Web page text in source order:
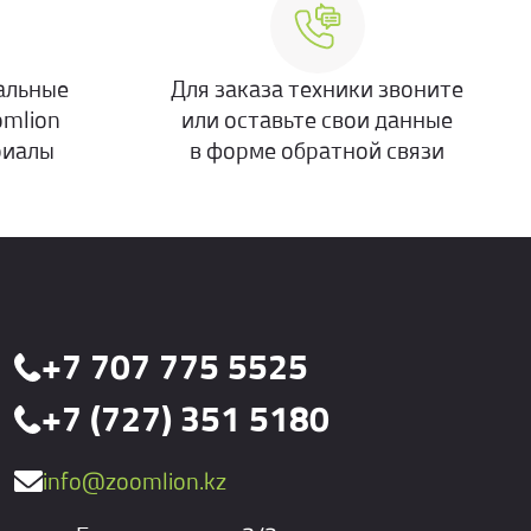
Для заказа техники звоните
или оставьте свои данные
в форме обратной связи
+7 707 775 5525
+7 (727) 351 5180
info@zoomlion.kz